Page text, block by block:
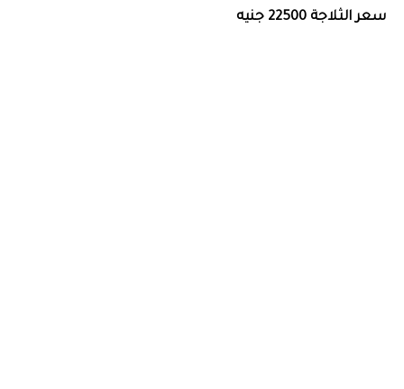
سعر الثلاجة 22500 جنيه